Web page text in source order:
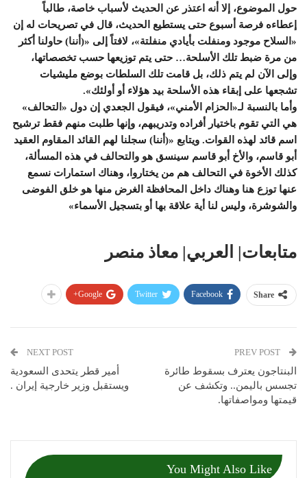
حول الموضوع، إلا أنه اعتذر عن الحديث لأسباب خاصة، طالباً
إعطاءه فرصة أسبوع حتى يستطيع الحديث، قال في تصريحات له إن
«السلاح موجود ومنفلت بأيادي منفلتة»، لافتاً إلى «(أننا) حاولنا أكثر
من مرة ضبط تلك الأسلحة… حتى يتم توزيعها حسب تخصصاتها،
وإلى الآن لم يتم ذلك، بل قامت تلك السلطات بوضع مليشيات
تشجعها على إبقاء هذه الأسلحة بيد هؤلاء أو أولئك».
وأما بالنسبة لـ«الحزام الأمني»، فيقول الجعدي إن دول «التحالف»
هي التي تقوم باختيار أفراده وتدريبهم، وإنها طلبت منهم فقط ترشيح
اسم قائد لهذه القوات. ويتابع «(أننا) سجلنا لهم القائد المقاوم العقيد
أبو قاسم، والأخ أبو قاسم سينسق هو والتحالف في هذه المسألة،
كذلك الأخوة في التحالف هم من يختاروا، وهناك استمارات نسمع
عنها توزع هنا وهناك داخل المحافظة الغرض منها هو خلق الفوضى
والشوشرة، وليس لنا أية علاقة بها أو بتسجيل الأسماء»
متابعات| العربي| معاذ منصر
Share
Facebook
Twitter
Google+
البنتاجون يعترف بسقوط طائرة
تجسس باليمن.. وتكشف عن
قيمتها ومواصفاتها.
NEXT POST
أمير قطر يتحدى السعودية
ويستقبل وزير خارجية إيران .
You Might Also Like